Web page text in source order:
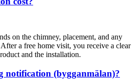
on the chimney, placement, and any
a free home visit, you receive a clear
and the installation.
notification (bygganmälan)?